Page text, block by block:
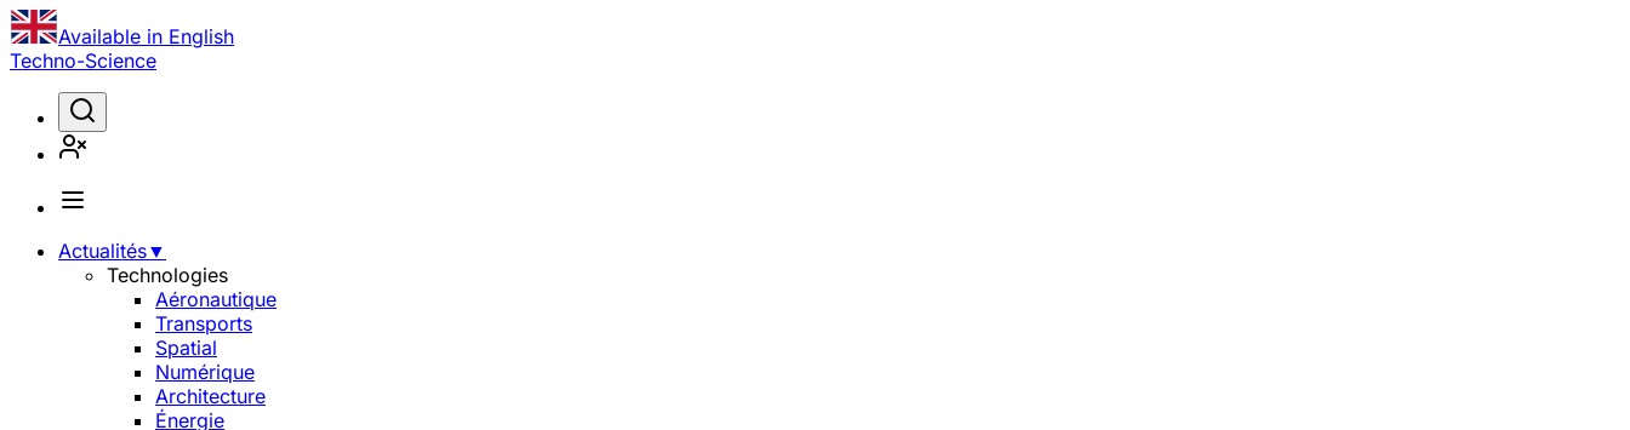
Available in English
Techno-Science
Actualités▼
Technologies
Aéronautique
Transports
Spatial
Numérique
Architecture
Énergie